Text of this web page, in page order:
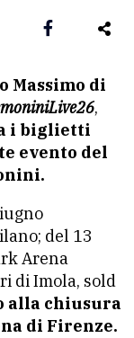
,
i biglietti
evento del
del 13
Arena
di Imola, sold
alla chiusura
di Firenze.